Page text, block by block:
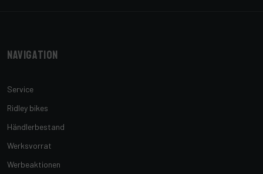
Navigation
Service
Ridley bikes
Händlerbestand
Werksvorrat
Werbeaktionen